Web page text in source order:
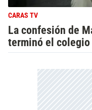
CARAS TV
La confesión de
terminó el